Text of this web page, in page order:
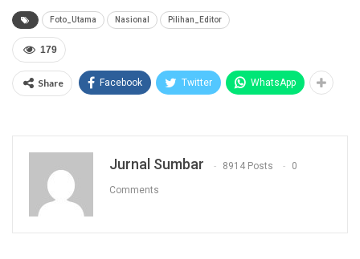
Foto_Utama Nasional Pilihan_Editor
179
Share Facebook Twitter WhatsApp
Jurnal Sumbar 8914 Posts 0
Comments